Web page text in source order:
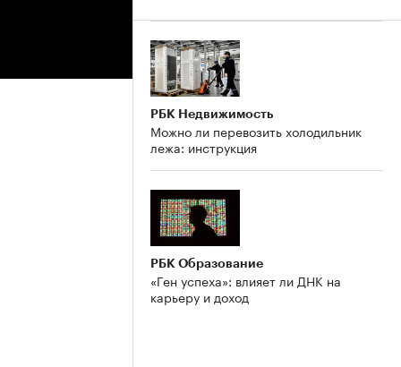
РБК Недвижимость
Можно ли перевозить холодильник
лежа: инструкция
РБК Образование
«Ген успеха»: влияет ли ДНК на
карьеру и доход